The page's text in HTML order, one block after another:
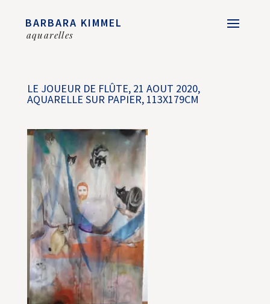
BARBARA KIMMEL
aquarelles
LE JOUEUR DE FLÛTE, 21 AOUT 2020,
AQUARELLE SUR PAPIER, 113X179CM